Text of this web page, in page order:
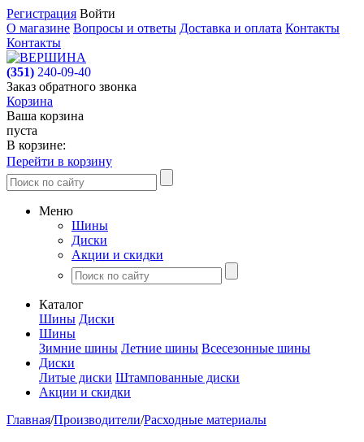
Регистрация Войти
О магазине Вопросы и ответы Доставка и оплата Контакты
Контакты
(351) 240-09-40
Заказ обратного звонка
Корзина
Ваша корзина
пуста
В корзине:
Перейти в корзину
Меню
Шины
Диски
Акции и скидки
Каталог
Шины Диски
Шины
Зимние шины Летние шины Всесезонные шины
Диски
Литые диски Штампованные диски
Акции и скидки
Главная/Производители/Расходные материалы